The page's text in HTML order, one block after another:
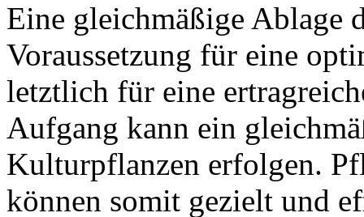
Eine gleichmäßige Ablage
Voraussetzung für eine
letztlich für eine
Aufgang kann ein
Kulturpflanzen erfolgen.
können somit gezielt und